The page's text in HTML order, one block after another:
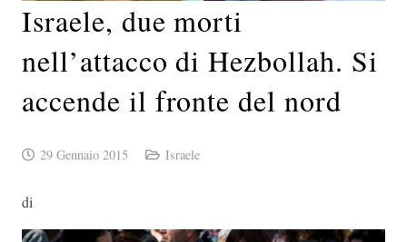
Israele, due morti
nell’attacco di Hezbollah. Si
accende il fronte del nord
29 Gennaio 2015 Israele
di